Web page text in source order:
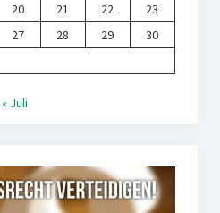
20 21 22
23
27 28 29
30
« Juli